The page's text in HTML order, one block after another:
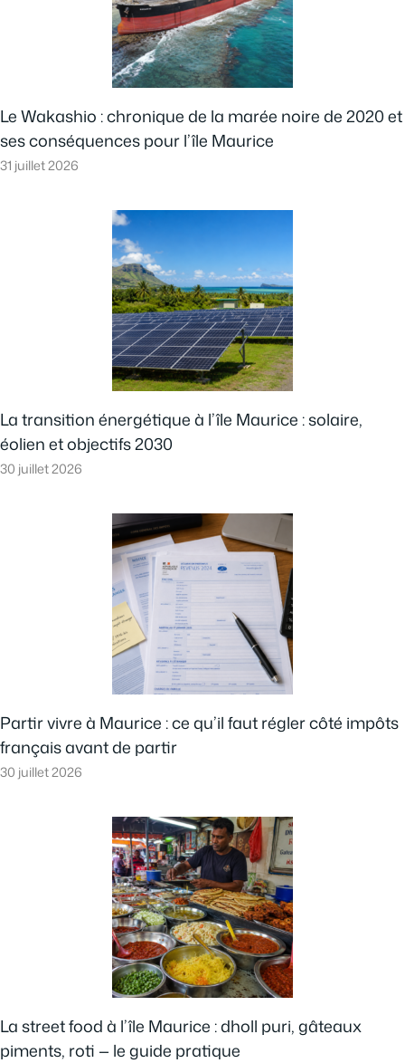
Le Wakashio : chronique de la marée noire de 2020 et
ses conséquences pour l’île Maurice
31 juillet 2026
La transition énergétique à l’île Maurice : solaire,
éolien et objectifs 2030
30 juillet 2026
Partir vivre à Maurice : ce qu’il faut régler côté impôts
français avant de partir
30 juillet 2026
La street food à l’île Maurice : dholl puri, gâteaux
piments, roti — le guide pratique